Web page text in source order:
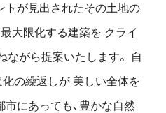
トが見出されたその土地の
大限化する建築を クライ
がら提案いたします。
自
化の繰返しが 美しい全体を
市にあっても、豊かな自然